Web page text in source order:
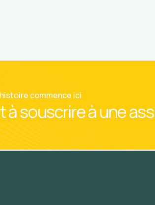
commence ici
à souscrire à une